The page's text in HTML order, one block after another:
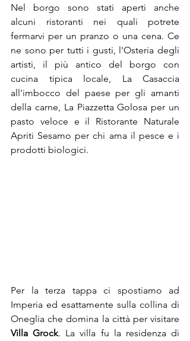
Nel borgo sono stati aperti anche
alcuni ristoranti nei quali potrete
fermarvi per un pranzo o una cena. Ce
ne sono per tutti i gusti, l'Osteria degli
artisti, il più antico del borgo con
cucina tipica locale, La Casaccia
all'imbocco del paese per gli amanti
della carne, La Piazzetta Golosa per un
pasto veloce e il Ristorante Naturale
Apriti Sesamo per chi ama il pesce e i
prodotti biologici.
Per la terza tappa ci spostiamo ad
Imperia ed esattamente sulla collina di
Villa Grock